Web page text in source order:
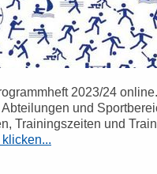
2023/24
und
Trainingszeiten und